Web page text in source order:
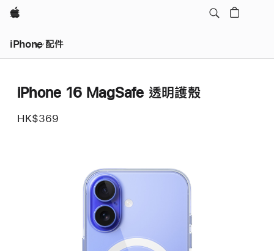
Apple
iPhone 配件
iPhone 16 MagSafe 透明護殼
HK$369